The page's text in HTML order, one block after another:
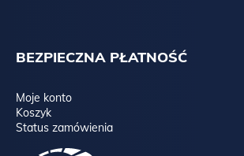
BEZPIECZNA PŁATNOŚĆ
Moje konto
Koszyk
Status zamówienia